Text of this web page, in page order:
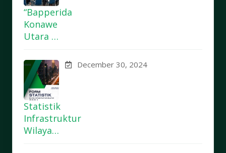
“Bapperida
Konawe
Utara …
Statistik
Infrastruktur
Wilaya…
December 30, 2024